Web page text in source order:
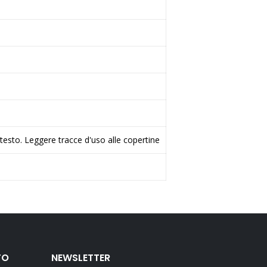
Leggere tracce d'uso alle copertine
NEWSLETTER